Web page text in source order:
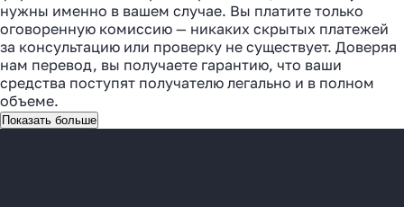
нужны именно в вашем случае. Вы платите только
оговоренную комиссию — никаких скрытых платежей
за консультацию или проверку не существует. Доверяя
нам перевод, вы получаете гарантию, что ваши
средства поступят получателю легально и в полном
объеме.
Показать больше